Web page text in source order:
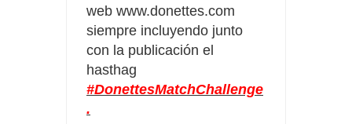
web www.donettes.com
siempre incluyendo junto
con la publicación el
hasthag
#DonettesMatchChallenge
.